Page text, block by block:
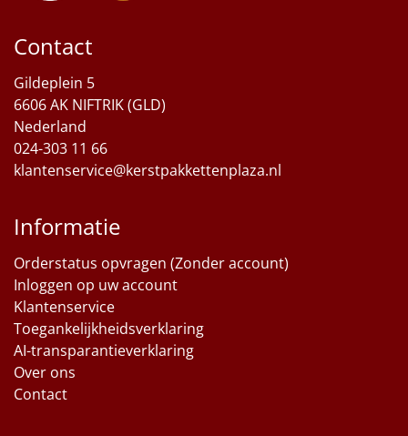
Contact
Gildeplein 5
6606 AK NIFTRIK (GLD)
Nederland
024-303 11 66
klantenservice@kerstpakkettenplaza.nl
Informatie
Orderstatus opvragen (Zonder account)
Inloggen op uw account
Klantenservice
Toegankelijkheidsverklaring
AI-transparantieverklaring
Over ons
Contact